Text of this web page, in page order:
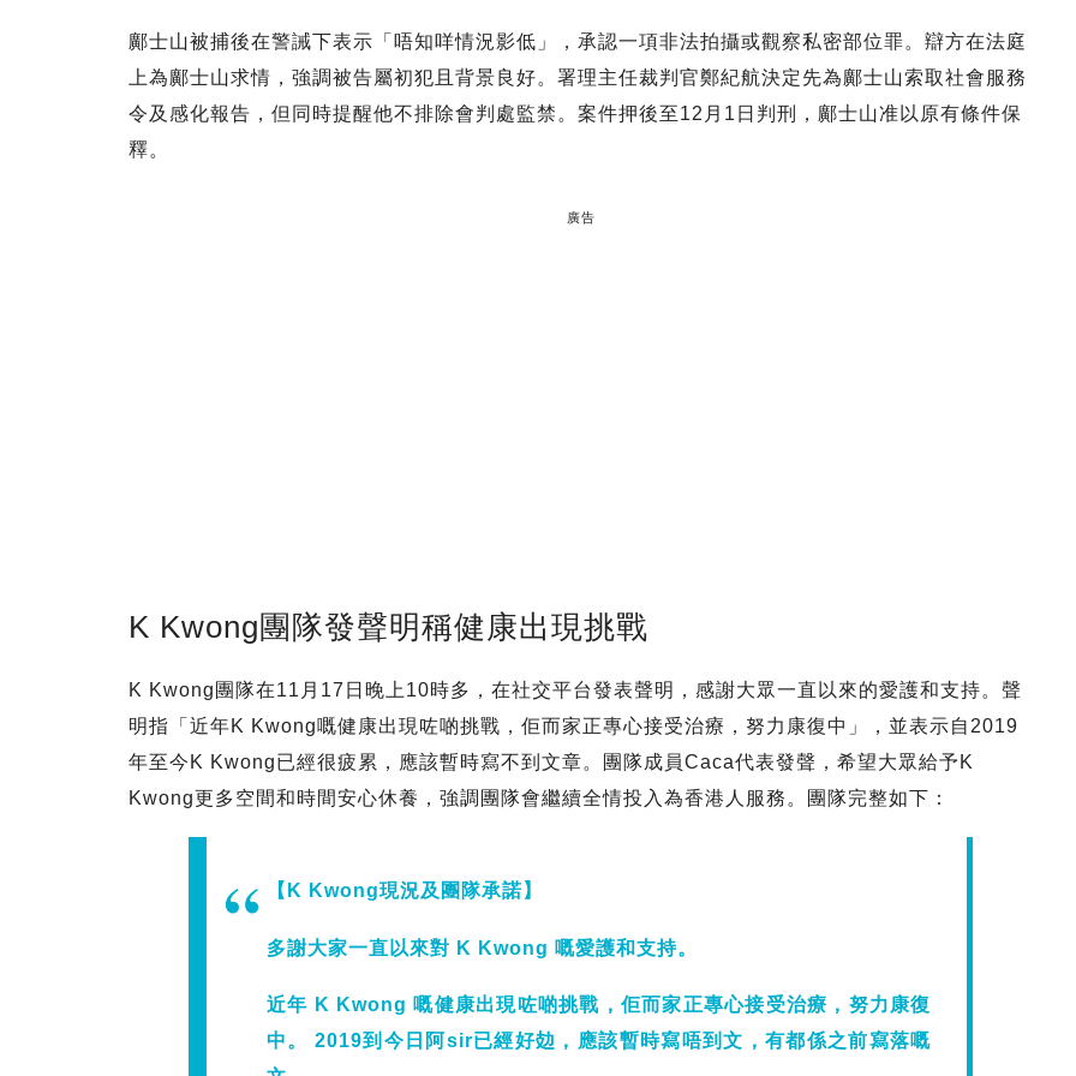
鄺士山被捕後在警誡下表示「唔知咩情況影低」，承認一項非法拍攝或觀察私密部位罪。辯方在法庭
上為鄺士山求情，強調被告屬初犯且背景良好。署理主任裁判官鄭紀航決定先為鄺士山索取社會服務
令及感化報告，但同時提醒他不排除會判處監禁。案件押後至12月1日判刑，鄺士山准以原有條件保
釋。
廣告
K Kwong團隊發聲明稱健康出現挑戰
K Kwong團隊在11月17日晚上10時多，在社交平台發表聲明，感謝大眾一直以來的愛護和支持。聲
明指「近年K Kwong嘅健康出現咗啲挑戰，佢而家正專心接受治療，努力康復中」，並表示自2019
年至今K Kwong已經很疲累，應該暫時寫不到文章。團隊成員Caca代表發聲，希望大眾給予K
Kwong更多空間和時間安心休養，強調團隊會繼續全情投入為香港人服務。團隊完整如下：
【K Kwong現況及團隊承諾】
多謝大家一直以來對 K Kwong 嘅愛護和支持。
近年 K Kwong 嘅健康出現咗啲挑戰，佢而家正專心接受治療，努力康復
中。 2019到今日阿sir已經好攰，應該暫時寫唔到文，有都係之前寫落嘅